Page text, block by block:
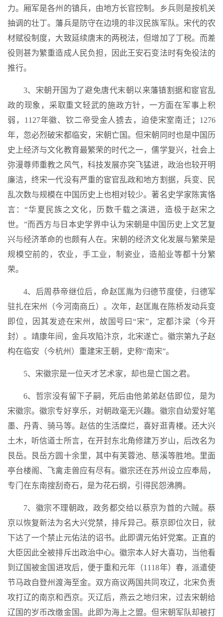
力。厢军是各州的镇兵，由地方长官控制。乡兵则是按机关
抽调的壮丁。藩兵是防守在边境的非汉民族军队。宋代的农
材赋役制度，大致延续唐末的两税法，但增加了丁税。而差
役则甚为繁重造成人民负担，因此王安石变法时有免役法的
推行。
3、宋朝开国为了避免唐代末朝以来藩镇割据和宦官乱
政的现象，采取重文轻武的施政方针，一方面在军事上积
弱，1127年徽、钦二帝受金人掳去，迫使宋室南迁；1276
年，忽必烈破宋都临安，宋朝亡国。但宋朝同时也是中国历
史上经济与文化教育最繁荣的时代之一，儒学复兴，社会上
弥漫尊师重教之风气，科技发展亦突飞猛进，政治也较开明
廉洁，终宋一代没有严重的宦官乱政和地方割据，兵变、民
乱次数与规模在中国历史上也相对较少。著名史学家陈寅恪
言：“华夏民族之文化，历数千载之演进，造极于赵宋之
世。”而西方与日本史学界中认为宋朝是中国历史上文艺复
兴与经济革命的也颇有人在。宋朝的经济文化发展与繁荣是
规模空前的，农业，手工业，制瓷业，造船业等都十分繁
荣。
4、后周恭帝继位后，命赵匡胤为归德节度使，归德军
驻扎在宋州（今河南商丘）。次年，赵匡胤在陈桥发动兵变
即位，因其发迹在宋州，故国号曰“宋”，定都汴梁（今开
封）。靖康年间，金兵攻陷汴京，北宋遂亡。徽宗第九子赵
构在临安（今杭州）重建宋王朝，史称“南宋”。
5、宋徽宗是一位天才艺术家，却也是亡国之君。
6、哲宗没有留下子嗣，死后由他弟弟赵佶即位，是为
宋徽宗。徽宗专好享乐，对朝政毫无兴趣。徽宗自幼爱好笔
墨、丹青、骑马等。赵佶的生活糜烂，喜好逛青楼。还大兴
土木，听信道士所言，在开封东北角修建万岁山，后改名为
艮岳。艮岳方圆十余里，其中有芙蓉池、慈溪等胜地。里面
亭台楼阁、飞禽走兽应有尽有。徽宗还在苏州设立应奉局，
专门在东南搜刮奇石，是为花石纲，引得民怨沸腾。
7、徽宗不理朝政，政务都交给以蔡京为首的六贼。蔡
京以恢复新法为名大兴党禁，排斥异己。蔡京即位次日，就
下达了一个禁止元佑法的诏书。此即谓元佑奸党案。正直的
大臣因此全被排斥出政治中心。徽宗本人好大喜功，当他看
到辽国被金国进攻后，便于重和元年（1118年）春，派遣使
节马政自登州渡海至金。双方商议两国共同攻辽，北宋负责
攻打辽的南京和西京。灭辽后，燕云之地归宋，过去宋朝给
辽国的岁币改缴金国。此即为海上之盟。但宋朝军队却被打